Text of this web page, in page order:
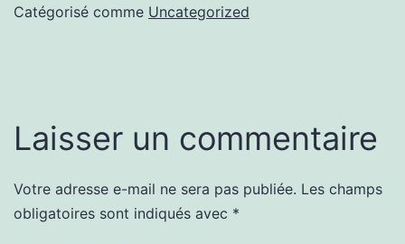
Catégorisé comme Uncategorized
Laisser un commentaire
Votre adresse e-mail ne sera pas publiée. Les champs
obligatoires sont indiqués avec *